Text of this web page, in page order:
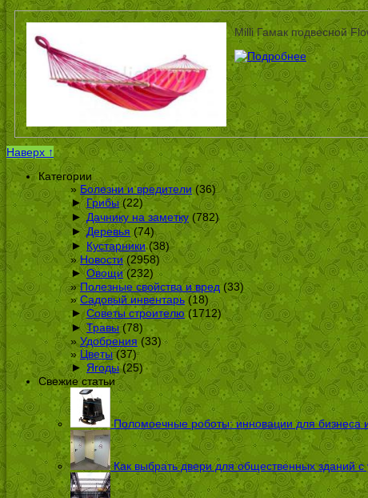
Milli Гамак подвесной
Наверх ↑
Категории
Болезни и вредители (36)
► Грибы(22)
► Дачнику на заметку (782)
► Деревья (74)
► Кустарники(38)
Новости(2958)
► Овощи(232)
Полезные свойства и вред(33)
Садовый инвентарь (18)
► Советы строителю (1712)
► Травы(78)
Удобрения (33)
Цветы(37)
► Ягоды(25)
Свежие статьи
Поломоечные роботы: инновации для бизнеса
Как выбрать двери для общественных зданий